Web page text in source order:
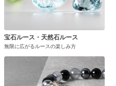
宝石ルース・天然石ルース
無限に広がるルースの楽しみ方